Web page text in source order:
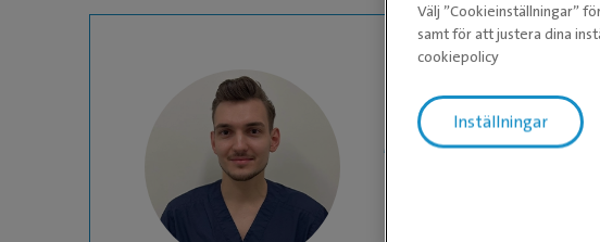
Marian
Välj ”Cookieinställningar”
samt för att justera dina
cookiepolicy
Inställningar